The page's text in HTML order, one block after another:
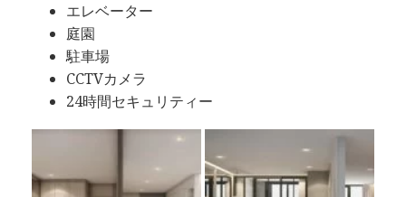
エレベーター
庭園
駐車場
CCTVカメラ
24時間セキュリティー